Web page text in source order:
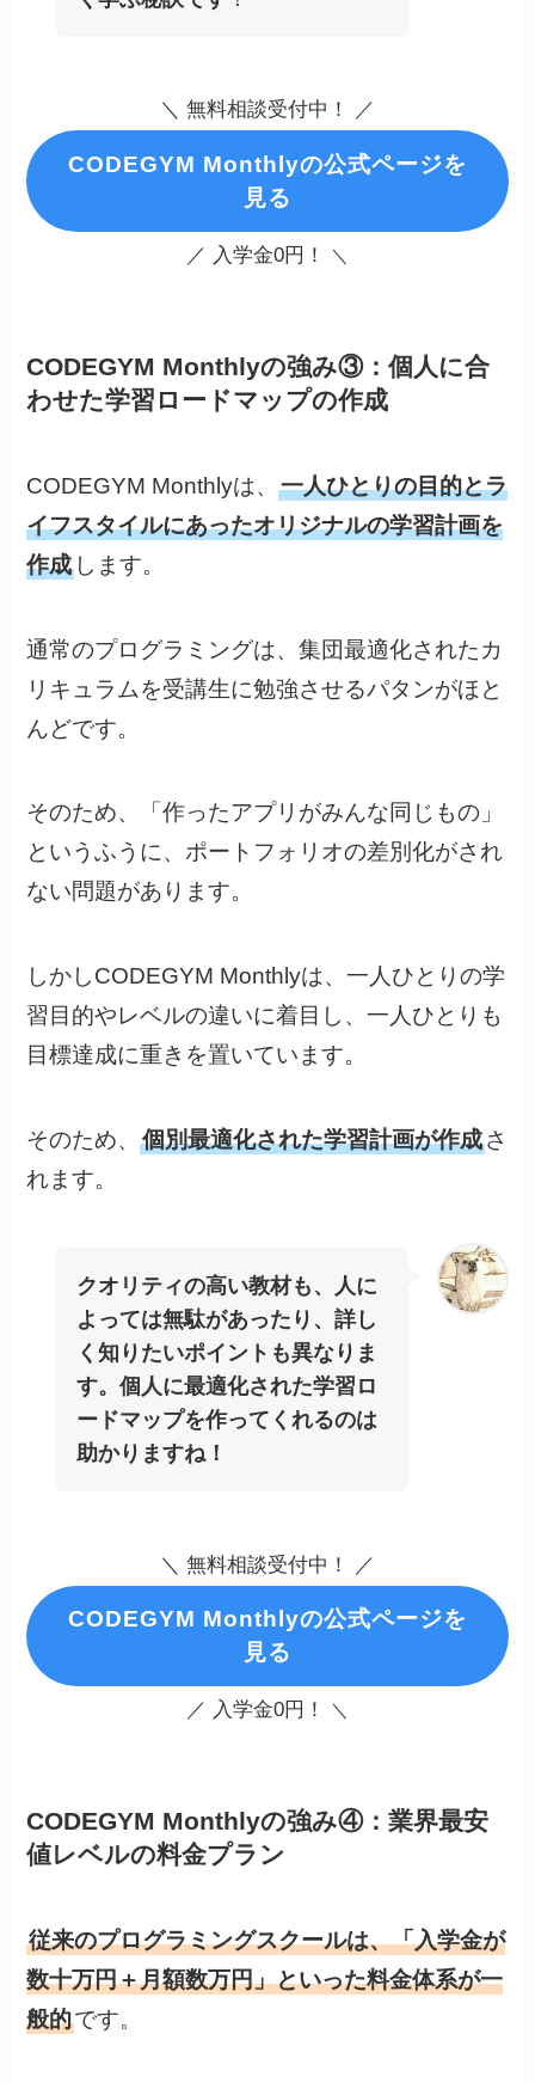
＼ 無料相談受付中！ ／
CODEGYM Monthlyの公式ページを
見る
／ 入学金0円！ ＼
CODEGYM Monthlyの強み③：個人に合
わせた学習ロードマップの作成
CODEGYM Monthlyは、一人ひとりの目的とラ
イフスタイルにあったオリジナルの学習計画を
作成 します。
通常のプログラミングは、集団最適化されたカ
リキュラムを受講生に勉強させるパタンがほと
んどです。
そのため、「作ったアプリがみんな同じもの」
というふうに、ポートフォリオの差別化がされ
ない問題があります。
しかしCODEGYM Monthlyは、一人ひとりの学
習目的やレベルの違いに着目し、一人ひとりも
目標達成に重きを置いています。
そのため、個別最適化された学習計画が作成さ
れます。
クオリティの高い教材も、人に
よっては無駄があったり、詳し
く知りたいポイントも異なりま
す。個人に最適化された学習ロ
ードマップを作ってくれるのは
助かりますね！
＼ 無料相談受付中！ ／
CODEGYM Monthlyの公式ページを
見る
／ 入学金0円！ ＼
CODEGYM Monthlyの強み④：業界最安
値レベルの料金プラン
従来のプログラミングスクールは、「入学金が
数十万円＋月額数万円」といった料金体系が一
般的です。